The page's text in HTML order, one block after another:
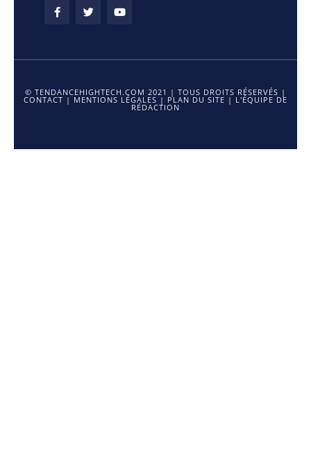
© TENDANCEHIGHTECH.COM 2021 | TOUS DROITS RÉSERVÉS |
CONTACT | MENTIONS LÉGALES | PLAN DU SITE | L'ÉQUIPE DE
RÉDACTION